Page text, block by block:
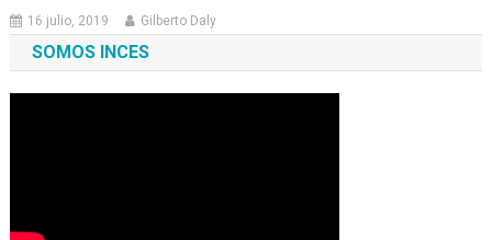
16 julio, 2019 Gilberto Daly
SOMOS INCES